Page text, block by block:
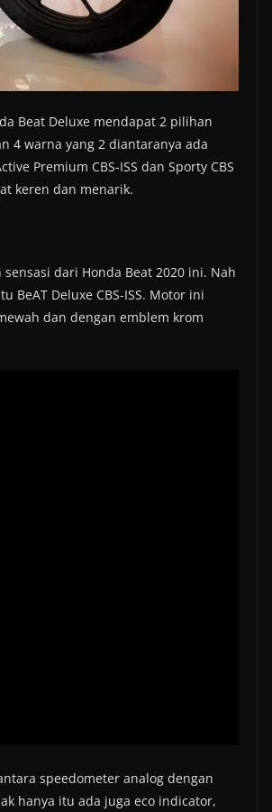
Beat Deluxe mendapat 2 pilihan
4 warna yang 2 diantaranya ada
Premium CBS-ISS dan Sporty CBS
keren dan menarik.
dari Honda Beat 2020 ini. Nah
Deluxe CBS-ISS. Motor ini
dan dengan emblem krom
speedometer analog dengan
hanya itu ada juga eco indicator,